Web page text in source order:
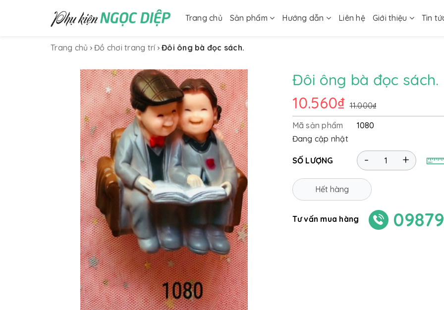
Trang chủ Sản phẩm Hướng dẫn Liên hệ Giới thiệu Tin
Trang chủ Đồ chơi trang trí Đôi ông bà đọc sách.
Đôi ông bà đọc sách.
10.560₫ 11.000₫
Mã sản phẩm
1080
Đang cập nhật
SỐ LƯỢNG +
-
Hết hàng
Tư vấn mua hàng